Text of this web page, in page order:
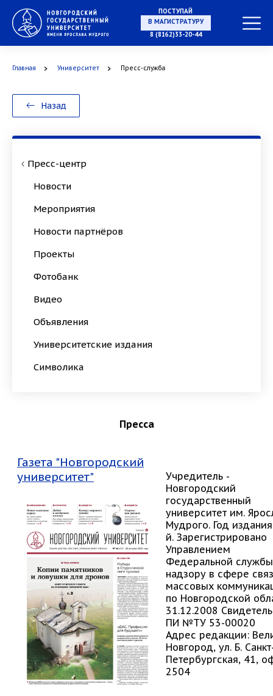
ПОСТУПАЙ
В МАГИСТРАТУРУ
В ОРДИНАТУРУ
8 (8162)33-20-44
Главная Университет Пресс-служба
Назад
Пресс-центр
Новости
Мероприятия
Новости партнёров
Проекты
Фотобанк
Видео
Объявления
Университетские издания
Символика
Пресса
Газета "Новгородский
университет"
Учредитель -
Новгородский
государственный
университет им.
Мудрого. Год
й. Зарегистрировано
Управлением
Федеральной
надзору в сфере
массовых
по Новгородской
31.12.2008
ПИ №ТУ 53-00020
Адрес редакции:
Новгород, ул. Б.
Петербургская, 41,
2504